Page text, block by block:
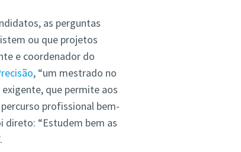
as perguntas
ou que projetos
e coordenador do
, “um mestrado no
que permite aos
profissional bem-
direto: “Estudem bem as